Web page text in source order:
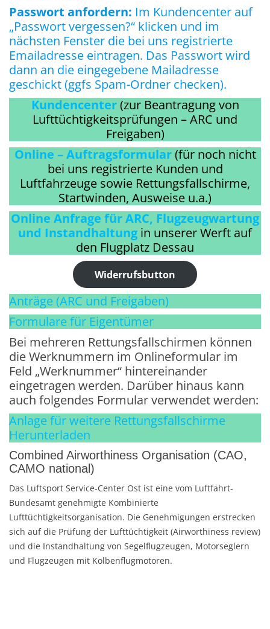
Passwort anfordern: Im Kundencenter auf
„Passwort vergessen?“ klicken und im
nächsten Fenster die bei uns registrierte
Emailadresse eintragen. Das Passwort wird
dann an die eingegebene Mailadresse
geschickt (ggfs Spam-Ordner checken).
Kundencenter(zur Beantragung von
Lufttüchtigkeitsprüfungen – ARC und
Freigaben)
Online – Auftragsformular(für noch nicht
bei uns registrierte Kunden und
Luftfahrzeuge sowie Rettungsfallschirme,
Startwinden, Ausweise u.a.)
Online Anfrage für ARC, Flugzeugwartung
und Instandhaltung in unserer Werft auf
den Flugplatz Dessau
Widerrufsbutton
Anträge (ARC und Freigaben)
Formulare für Eigentümer
Bei mehreren Rettungsfallschirmen können
die Werknummern im Onlineformular im
Feld „Werknummer“ hintereinander
eingetragen werden. Darüber hinaus kann
auch folgendes Formular verwendet werden:
Anlage für weitere Rettungsfallschirme
Herunterladen
Combined Airworthiness Organisation (CAO,
CAMO national)
Das Luftsport Service-Center Ost ist eine vom Luftfahrt-
Bundesamt genehmigte Kombinierte
Lufttüchtigkeitsorganisation. Die Genehmigungen erstrecken
sich auf die Prüfung der Lufttüchtigkeit (Airworthiness review)
und die Instandhaltung von Segelflugzeugen, Motorseglern
und Flugzeugen mit Kolbenflugmotoren.